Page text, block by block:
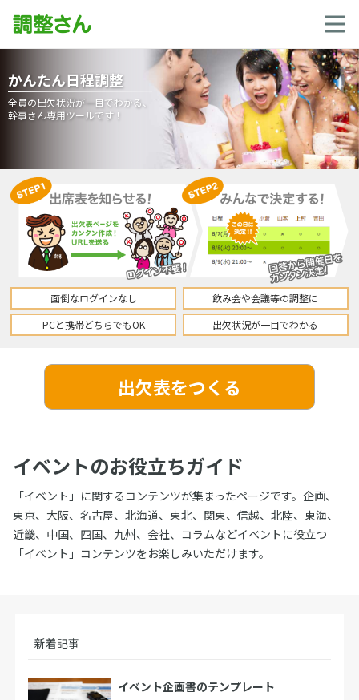
かんたん日程調整
全員の出欠状況が一目でわかる、
幹事さん専用ツールです！
面倒なログインなし
飲み会や会議等の調整に
PCと携帯どちらでもOK
出欠状況が一目でわかる
出欠表をつくる
イベントのお役立ちガイド
「イベント」に関するコンテンツが集まったページです。企画、
東京、大阪、名古屋、北海道、東北、関東、信越、北陸、東海、
近畿、中国、四国、九州、会社、コラムなどイベントに役立つ
「イベント」コンテンツをお楽しみいただけます。
新着記事
イベント企画書のテンプレート